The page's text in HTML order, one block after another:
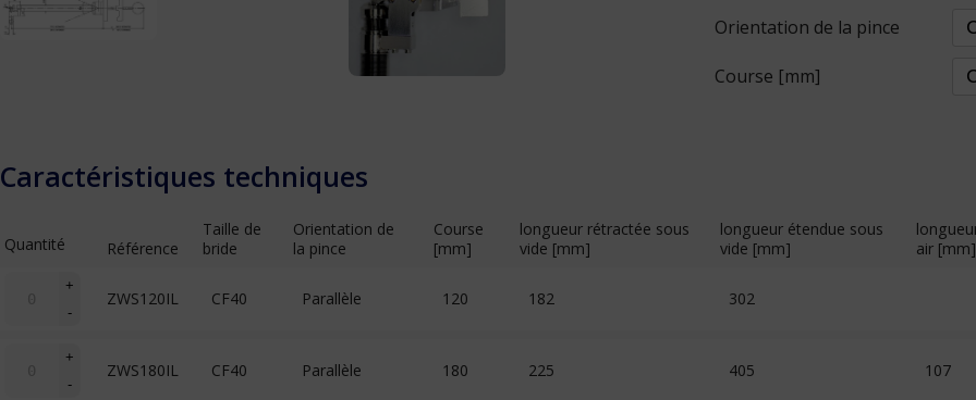
Orientation de la pince
Course [mm]
Caractéristiques techniques
Quantité Référence
Taille de
bride
Orientation de
la pince
Course
[mm]
longueur rétractée sous
vide [mm]
longueur étendue sous
vide [mm]
air [mm]
+
-
ZWS120IL CF40 Parallèle 120 182 302
+
-
ZWS180IL CF40 Parallèle 180 225 405 107